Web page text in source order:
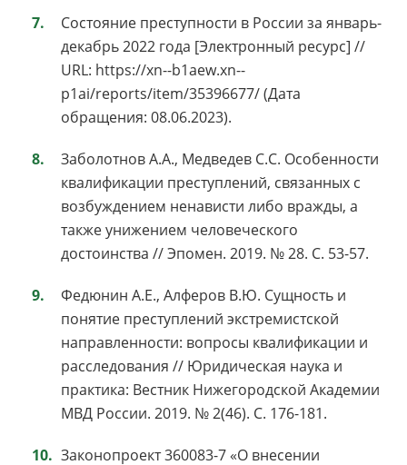
Состояние преступности в России за январь-
декабрь 2022 года [Электронный ресурс] //
URL: https://xn--b1aew.xn--
p1ai/reports/item/35396677/ (Дата
обращения: 08.06.2023).
Заболотнов А.А., Медведев С.С. Особенности
квалификации преступлений, связанных с
возбуждением ненависти либо вражды, а
также унижением человеческого
достоинства // Эпомен. 2019. № 28. С. 53-57.
Федюнин А.Е., Алферов В.Ю. Сущность и
понятие преступлений экстремистской
направленности: вопросы квалификации и
расследования // Юридическая наука и
практика: Вестник Нижегородской Академии
МВД России. 2019. № 2(46). С. 176-181.
Законопроект 360083-7 «О внесении